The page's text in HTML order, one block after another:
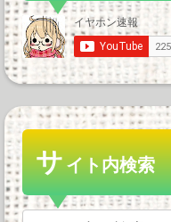
サイト内検索